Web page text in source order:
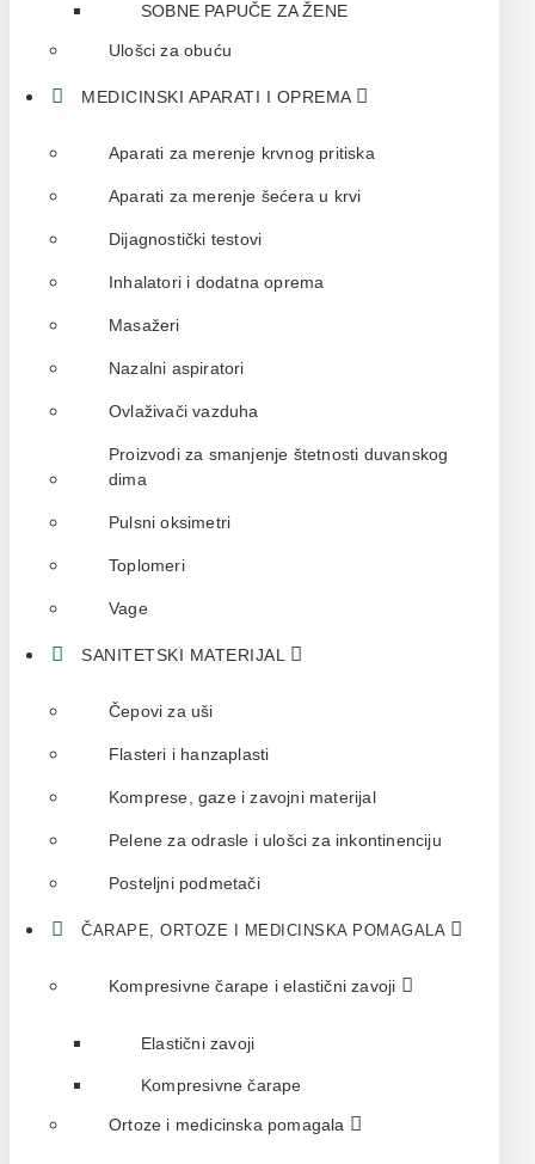
SOBNE PAPUČE ZA ŽENE
Ulošci za obuću
MEDICINSKI APARATI I OPREMA
Aparati za merenje krvnog pritiska
Aparati za merenje šećera u krvi
Dijagnostički testovi
Inhalatori i dodatna oprema
Masažeri
Nazalni aspiratori
Ovlaživači vazduha
Proizvodi za smanjenje štetnosti duvanskog
dima
Pulsni oksimetri
Toplomeri
Vage
SANITETSKI MATERIJAL
Čepovi za uši
Flasteri i hanzaplasti
Komprese, gaze i zavojni materijal
Pelene za odrasle i ulošci za inkontinenciju
Posteljni podmetači
ČARAPE, ORTOZE I MEDICINSKA POMAGALA
Kompresivne čarape i elastični zavoji
Elastični zavoji
Kompresivne čarape
Ortoze i medicinska pomagala